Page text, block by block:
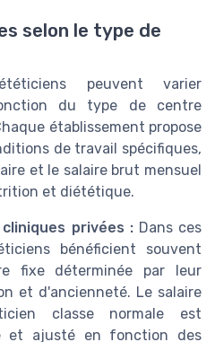
selon le type de
peuvent varier
du type de centre
établissement propose
de travail spécifiques,
et le salaire brut mensuel
et diététique.
privées :Dans ces
bénéficient souvent
fixe déterminée par leur
et d'ancienneté. Le salaire
classe normale est
et ajusté en fonction des